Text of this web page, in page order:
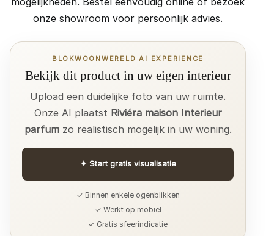
onze showroom voor persoonlijk advies.
BLOKWOONWERELD AI EXPERIENCE
Bekijk dit product in uw eigen interieur
Upload een duidelijke foto van uw ruimte.
Onze AI plaatst Riviéra maison Interieur
parfumzo realistisch mogelijk in uw woning.
✦ Start gratis visualisatie
✓ Binnen enkele ogenblikken
✓ Werkt op mobiel
✓ Gratis sfeerindicatie